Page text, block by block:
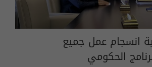
انسجام عمل جميع
الحكومي